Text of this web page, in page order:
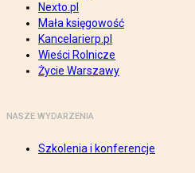
Nexto.pl
Mała księgowość
Kancelarierp.pl
Wieści Rolnicze
Życie Warszawy
NASZE WYDARZENIA
Szkolenia i konferencje